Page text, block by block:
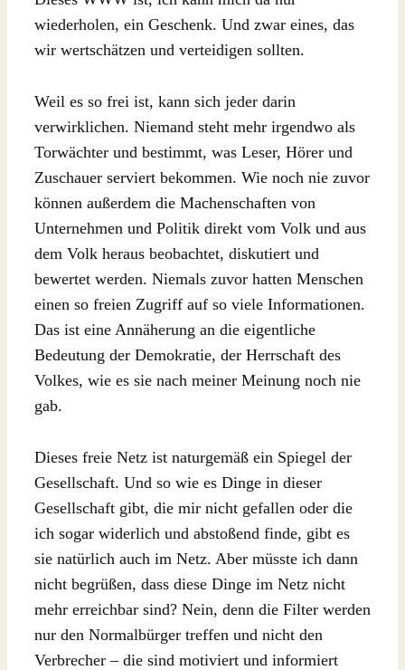
wiederholen, ein Geschenk. Und zwar eines, das
wir wertschätzen und verteidigen sollten.
Weil es so frei ist, kann sich jeder darin
verwirklichen. Niemand steht mehr irgendwo als
Torwächter und bestimmt, was Leser, Hörer und
Zuschauer serviert bekommen. Wie noch nie zuvor
können außerdem die Machenschaften von
Unternehmen und Politik direkt vom Volk und aus
dem Volk heraus beobachtet, diskutiert und
bewertet werden. Niemals zuvor hatten Menschen
einen so freien Zugriff auf so viele Informationen.
Das ist eine Annäherung an die eigentliche
Bedeutung der Demokratie, der Herrschaft des
Volkes, wie es sie nach meiner Meinung noch nie
gab.
Dieses freie Netz ist naturgemäß ein Spiegel der
Gesellschaft. Und so wie es Dinge in dieser
Gesellschaft gibt, die mir nicht gefallen oder die
ich sogar widerlich und abstoßend finde, gibt es
sie natürlich auch im Netz. Aber müsste ich dann
nicht begrüßen, dass diese Dinge im Netz nicht
mehr erreichbar sind? Nein, denn die Filter werden
nur den Normalbürger treffen und nicht den
Verbrecher – die sind motiviert und informiert